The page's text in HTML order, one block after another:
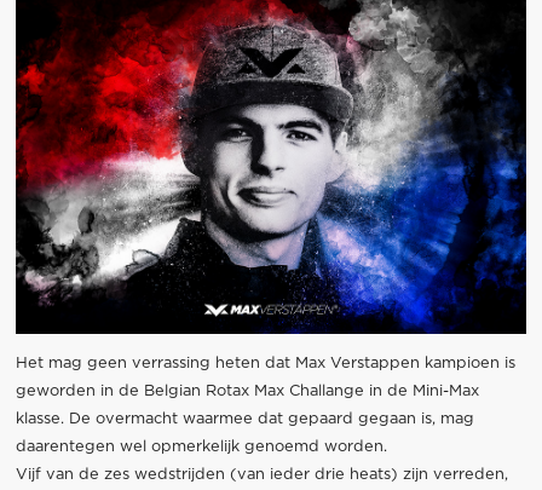
Het mag geen verrassing heten dat Max Verstappen kampioen is
geworden in de Belgian Rotax Max Challange in de Mini-Max
klasse. De overmacht waarmee dat gepaard gegaan is, mag
daarentegen wel opmerkelijk genoemd worden.
Vijf van de zes wedstrijden (van ieder drie heats) zijn verreden,